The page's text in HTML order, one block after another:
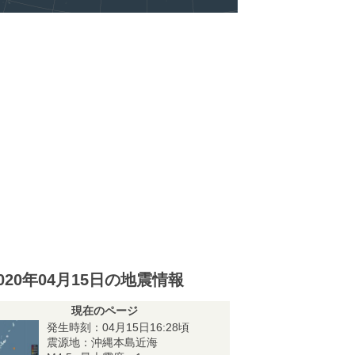
年04月15日の地震情報
現在のページ
発生時刻：04月15日16:28頃
震源地：沖縄本島近海